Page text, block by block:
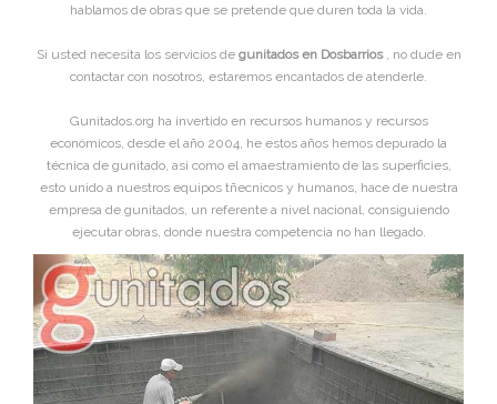
hablamos de obras que se pretende que duren toda la vida.
Si usted necesita los servicios de gunitados en Dosbarrios , no dude en
contactar con nosotros, estaremos encantados de atenderle.
Gunitados.org ha invertido en recursos humanos y recursos
económicos, desde el año 2004, he estos años hemos depurado la
técnica de gunitado, asi como el amaestramiento de las superficies,
esto unido a nuestros equipos tñecnicos y humanos, hace de nuestra
empresa de gunitados, un referente a nivel nacional, consiguiendo
ejecutar obras, donde nuestra competencia no han llegado.